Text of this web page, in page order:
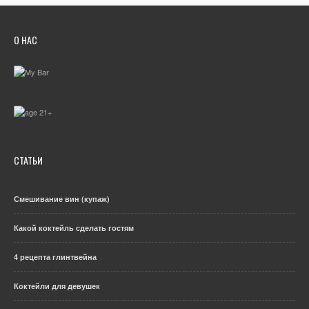
О НАС
СТАТЬИ
Смешивание вин (купаж)
Какой коктейль сделать гостям
4 рецепта глинтвейна
Коктейли для девушек